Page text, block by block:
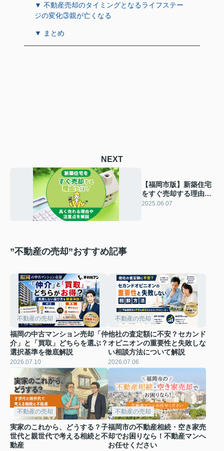
▼ 不動産売却のタイミングとなるライフステー
ジの変化③親が亡くなる
▼ まとめ
NEXT
【福岡市版】新築住宅
をすぐ売却する理由と
は？高く売れる理由や
2025.06.07
”不動産の売却”おすすめ記事
不動産の売却
福岡の中古マンション売却「仲
介」と「買取」どちらを選ぶ？
選択基準を徹底解説
2026.07.10
不動産の売却
他社の査定額に不安？セカンド
オピニオンの重要性と失敗しな
い相談方法について解説
2026.07.06
不動産の売却
実家のこれから、どうする？子
世代と親世代で考える相続と不
動産
不動産の売却
福岡市の不動産相続・空き家売
却でお困りなら！不動産マンへ
お任せください